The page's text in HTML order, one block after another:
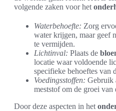
volgende zaken voor het
Waterbehoefte: Zorg
water krijgen, maar geef
te vermijden.
Lichtinval: Plaats de
locatie waar voldoende
specifieke behoeftes van
Voedingsstoffen: Gebruik
meststof om de groei van
Door deze aspecten in het